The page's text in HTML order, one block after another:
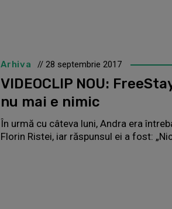
Arhiva // 28 septembrie 2017
VIDEOCLIP NOU:
nu mai e nimic
În urmă cu câteva luni, Andra era
Florin Ristei, iar răspunsul ei a fost: